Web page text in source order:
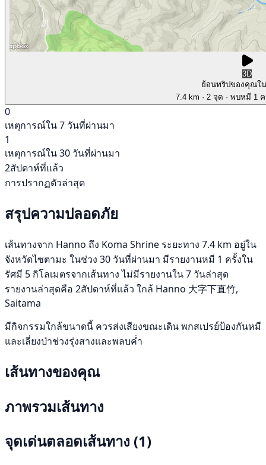
3D
ย้อนทริปของคุณใ
7.4 km · 2 จุด · พบหมี 1
0
เหตุการณ์ใน 7 วันที่ผ่านมา
1
เหตุการณ์ใน 30 วันที่ผ่านมา
2สัปดาห์ที่แล้ว
การปรากฏตัวล่าสุด
สรุปความปลอดภัย
เส้นทางจาก Hanno ถึง Koma Shrine ระยะทาง 7.4 km อยู่ใน
จังหวัดไซตามะ ในช่วง 30 วันที่ผ่านมา มีรายงานหมี 1 ครั้งใน
รัศมี 5 กิโลเมตรจากเส้นทาง ไม่มีรายงานใน 7 วันล่าสุด
รายงานล่าสุดคือ 2สัปดาห์ที่แล้ว ใกล้ Hanno 大字下直竹,
Saitama
มีกิจกรรมใกล้ขนาดนี้ ควรส่งเสียงขณะเดิน พกสเปรย์ป้องกันหมี
และเลี่ยงป่าช่วงรุ่งสางและพลบค่ำ
เส้นทางของคุณ
ภาพรวมเส้นทาง
จุดเด่นตลอดเส้นทาง (1)